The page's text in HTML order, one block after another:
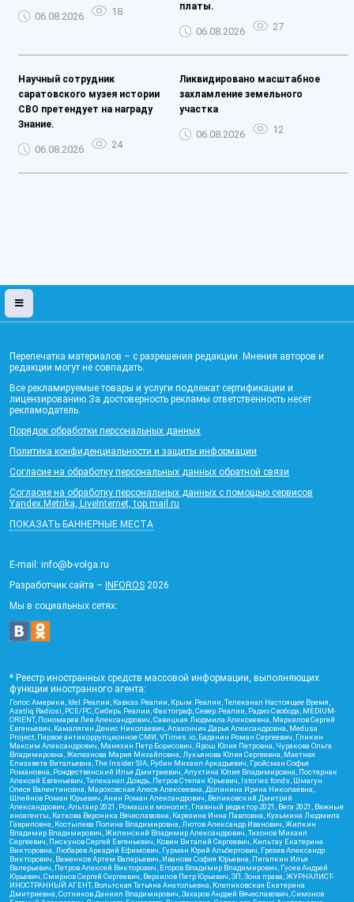
06.08.2026 18
платы.
06.08.2026 27
Научный сотрудник
саратовского музея истории
СВО претендует на награду
Знание.
06.08.2026 24
Ликвидировано масштабное
захламление земельного
участка
06.08.2026 12
Перепечатка материалов – с разрешения редакции. Мнения авторов и
редакции могут не совпадать.
Все рекламируемые товары и услуги подлежат сертификации и
лицензированию.За достоверность рекламы ответственность несёт
рекламодатель.
Порядок обработки персональных данных
Политика конфиденциальности и защиты информации
Согласие на обработку персональных данных обратной связи
Согласие на обработку персональных данных с помощью сервисов
Yandex.Metrika, LiveInternet, top.mail.ru
ПОКАЗАТЬ БАННЕРНЫЕ МЕСТА
E-mail: info@b-volga.ru
Разработчик сайта – INFOROS 2026
Мы в социальных сетях:
* Реестр иностранных средств массовой информации, выполняющих
функции иностранного агента:
Голос Америки, Idel.Реалии, Кавказ.Реалии, Крым.Реалии, Телеканал Настоящее Время,
Azatliq Radiosi, PCE/PC, Сибирь.Реалии, Фактограф, Север.Реалии, Радио Свобода, MEDIUM-
ORIENT, Пономарев Лев Александрович, Савицкая Людмила Алексеевна, Маркелов Сергей
Евгеньевич, Камалягин Денис Николаевич, Апахончич Дарья Александровна, Medusa
Project, Первое антикоррупционное СМИ, VTimes.io, Баданин Роман Сергеевич, Гликин
Максим Александрович, Маняхин Петр Борисович, Ярош Юлия Петровна, Чуракова Ольга
Владимировна, Железнова Мария Михайловна, Лукьянова Юлия Сергеевна, Маетная
Елизавета Витальевна, The Insider SIA, Рубин Михаил Аркадьевич, Гройсман Софья
Романовна, Рождественский Илья Дмитриевич, Апухтина Юлия Владимировна, Постернак
Алексей Евгеньевич, Телеканал Дождь, Петров Степан Юрьевич, Istories fonds, Шмагун
Олеся Валентиновна, Мароховская Алеся Алексеевна, Долинина Ирина Николаевна,
Шлейнов Роман Юрьевич, Анин Роман Александрович, Великовский Дмитрий
Александрович, Альтаир 2021, Ромашки монолит, Главный редактор 2021, Вега 2021, Важные
иноагенты, Каткова Вероника Вячеславовна, Карезина Инна Павловна, Кузьмина Людмила
Гавриловна, Костылева Полина Владимировна, Лютов Александр Иванович, Жилкин
Владимир Владимирович, Жилинский Владимир Александрович, Тихонов Михаил
Сергеевич, Пискунов Сергей Евгеньевич, Ковин Виталий Сергеевич, Кильтау Екатерина
Викторовна, Любарев Аркадий Ефимович, Гурман Юрий Альбертович, Грезев Александр
Викторович, Важенков Артем Валерьевич, Иванова София Юрьевна, Пигалкин Илья
Валерьевич, Петров Алексей Викторович, Егоров Владимир Владимирович, Гусев Андрей
Юрьевич, Смирнов Сергей Сергеевич, Верзилов Петр Юрьевич, ЗП, Зона права, ЖУРНАЛИСТ-
ИНОСТРАННЫЙ АГЕНТ, Вольтская Татьяна Анатольевна, Клепиковская Екатерина
Дмитриевна, Сотников Даниил Владимирович, Захаров Андрей Вячеславович, Симонов